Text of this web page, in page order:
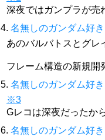
深夜ではガンプラが売
4. 名無しのガンダム好き
あのバルバトスとグレ
フレーム構造の新規開
5. 名無しのガンダム好き
※3
Gレコは深夜だったか
6. 名無しのガンダム好き